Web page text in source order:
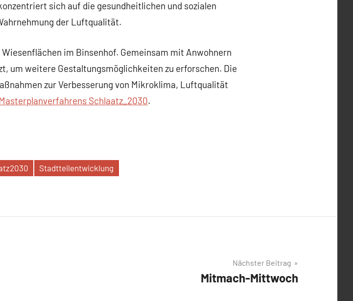
sich auf die gesundheitlichen und sozialen
der Luftqualität.
im Binsenhof. Gemeinsam mit Anwohnern
um weitere Gestaltungsmöglichkeiten zu erforschen. Die
zur Verbesserung von Mikroklima, Luftqualität
Schlaatz_2030.
Stadtteilentwicklung
Nächster Beitrag
Mitmach-Mittwoch